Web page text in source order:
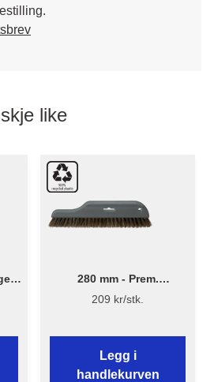
like
280 mm - Prem.
Tapetbørste 3540 - Plast
209 kr/stk.
Legg i
handlekurven